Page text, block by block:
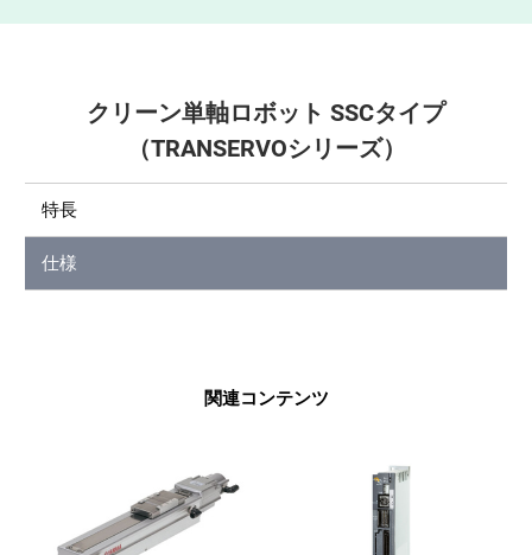
クリーン単軸ロボット SSCタイプ
（TRANSERVOシリーズ）
特長
仕様
関連コンテンツ